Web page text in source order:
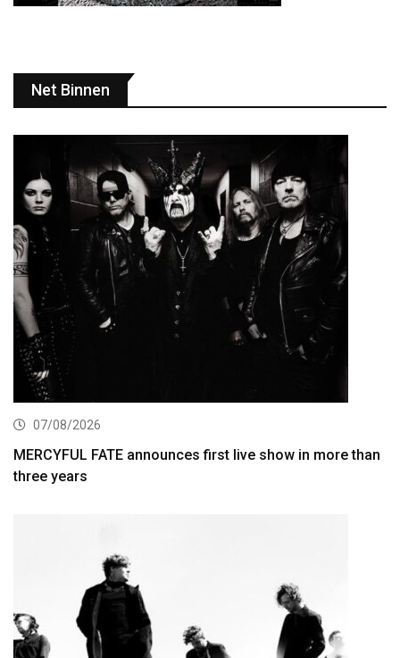
Net Binnen
07/08/2026
MERCYFUL FATE announces first live show in more than
three years